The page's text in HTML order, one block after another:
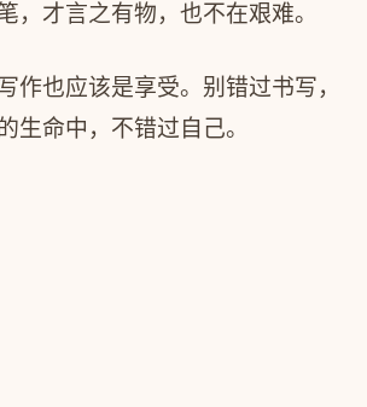
，才言之有物，也不在艰难。
作也应该是享受。别错过书写，
生命中，不错过自己。